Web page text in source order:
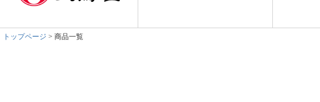
トップページ 商品一覧